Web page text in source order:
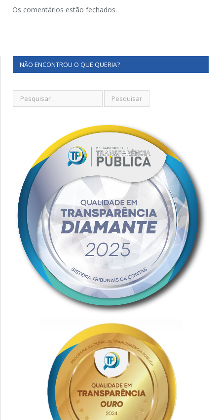
Os comentários estão fechados.
NÃO ENCONTROU O QUE QUERIA?